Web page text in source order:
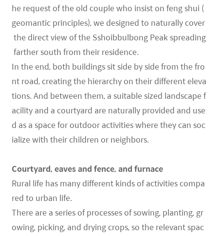
he request of the old couple who insist on feng shui (
geomantic principles), we designed to naturally cover
the direct view of the Sshoibbulbong Peak spreading
farther south from their residence.
In the end, both buildings sit side by side from the fro
nt road, creating the hierarchy on their different eleva
tions. And between them, a suitable sized landscape f
acility and a courtyard are naturally provided and use
d as a space for outdoor activities where they can soc
ialize with their children or neighbors.
Courtyard, eaves and fence, and furnace
Rural life has many different kinds of activities compa
red to urban life.
There are a series of processes of sowing, planting, gr
owing, picking, and drying crops, so the relevant spac